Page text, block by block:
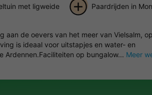
met ligweide Paardrijden in
de oevers van het meer van Vielsalm,
is ideaal voor uitstapjes en water- en
op bungalow... Meer